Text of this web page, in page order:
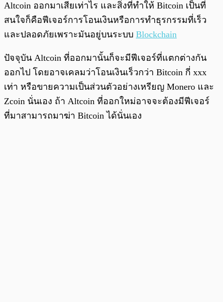
Altcoin ออกมาเสียเท่าไร และสิ่งที่ทำให้ Bitcoin เป็นที่
สนใจก็คือฟีเจอร์การโอนเงินหรือการทำธุรกรรมที่เร็ว
และปลอดภัยเพราะมันอยู่บนระบบ Blockchain
ปัจจุบัน Altcoin ที่ออกมานั้นก็จะมีฟีเจอร์ที่แตกต่างกัน
ออกไป โดยอาจเคลมว่าโอนเงินเร็วกว่า Bitcoin กี่ xxx
เท่า หรือขายความเป็นส่วนตัวอย่างเหรียญ Monero และ
Zcoin นั่นเอง ถ้า Altcoin ที่ออกใหม่อาจจะต้องมีฟีเจอร์
ที่มาสามารถมาฆ่า Bitcoin ได้นั่นเอง